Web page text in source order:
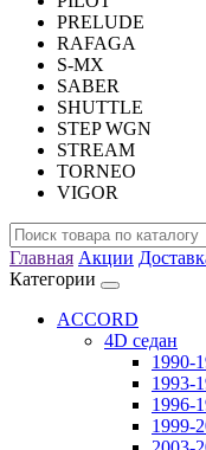
PRELUDE
RAFAGA
S-MX
SABER
SHUTTLE
STEP WGN
STREAM
TORNEO
VIGOR
Главная Акции
Категории
ACCORD
4D седан
1990-
1993-
1996-
1999-